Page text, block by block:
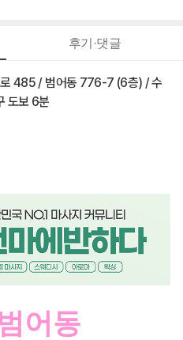
후기·댓글
로 485 / 범어동 776-7 (6층) / 수
도보 6분
어동